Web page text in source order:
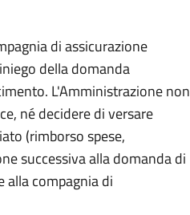
di assicurazione
della domanda
L'Amministrazione non
né decidere di versare
(rimborso spese,
successiva alla domanda di
alla compagnia di